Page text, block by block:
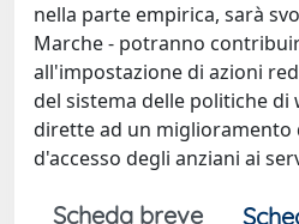
nella parte empirica, sarà
Marche - potranno
all'impostazione di azioni
del sistema delle politiche di
dirette ad un
d'accesso degli anziani ai
Scheda breve